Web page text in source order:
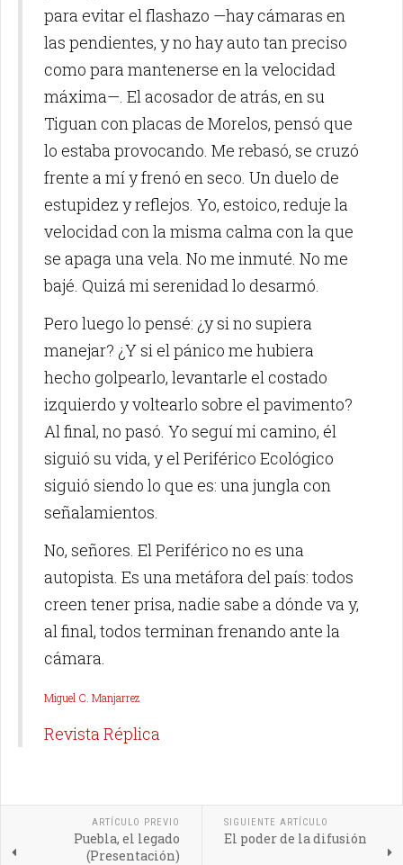
para evitar el flashazo —hay cámaras en
las pendientes, y no hay auto tan preciso
como para mantenerse en la velocidad
máxima—. El acosador de atrás, en su
Tiguan con placas de Morelos, pensó que
lo estaba provocando. Me rebasó, se cruzó
frente a mí y frenó en seco. Un duelo de
estupidez y reflejos. Yo, estoico, reduje la
velocidad con la misma calma con la que
se apaga una vela. No me inmuté. No me
bajé. Quizá mi serenidad lo desarmó.
Pero luego lo pensé: ¿y si no supiera
manejar? ¿Y si el pánico me hubiera
hecho golpearlo, levantarle el costado
izquierdo y voltearlo sobre el pavimento?
Al final, no pasó. Yo seguí mi camino, él
siguió su vida, y el Periférico Ecológico
siguió siendo lo que es: una jungla con
señalamientos.
No, señores. El Periférico no es una
autopista. Es una metáfora del país: todos
creen tener prisa, nadie sabe a dónde va y,
al final, todos terminan frenando ante la
cámara.
Miguel C. Manjarrez
Revista Réplica
ARTÍCULO PREVIO
Puebla, el legado
(Presentación)
SIGUIENTE ARTÍCULO
El poder de la difusión